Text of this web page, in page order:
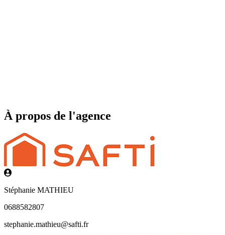
À propos de l'agence
Stéphanie MATHIEU
0688582807
stephanie.mathieu@safti.fr